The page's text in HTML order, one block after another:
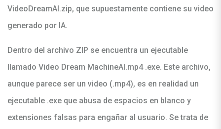
VideoDreamAI.zip, que supuestamente contiene su video
generado por IA.
Dentro del archivo ZIP se encuentra un ejecutable
llamado Video Dream MachineAI.mp4 .exe. Este archivo,
aunque parece ser un video (.mp4), es en realidad un
ejecutable .exe que abusa de espacios en blanco y
extensiones falsas para engañar al usuario. Se trata de